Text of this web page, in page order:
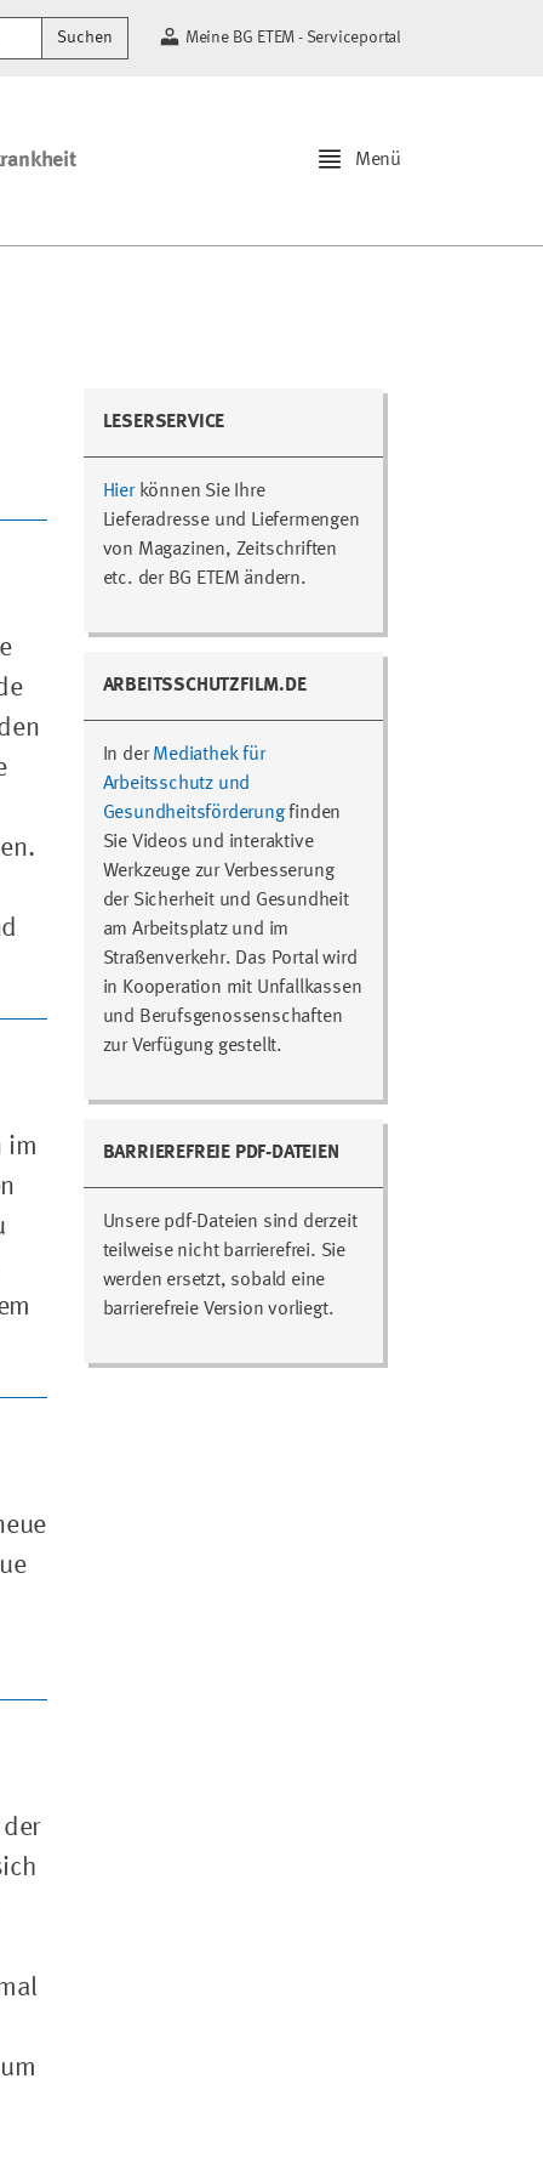
Suchen Meine BG ETEM - Serviceportal
Menü
im
LESERSERVICE
Hier können Sie Ihre
Lieferadresse und Liefermengen
von Magazinen, Zeitschriften
etc. der BG ETEM ändern.
ARBEITSSCHUTZFILM.DE
In derMediathek für
Arbeitsschutz und
Gesundheitsförderungfinden
Sie Videos und interaktive
Werkzeuge zur Verbesserung
der Sicherheit und Gesundheit
am Arbeitsplatz und im
Straßenverkehr. Das Portal wird
in Kooperation mit Unfallkassen
und Berufsgenossenschaften
zur Verfügung gestellt.
BARRIEREFREIE PDF-DATEIEN
Unsere pdf-Dateien sind derzeit
teilweise nicht barrierefrei. Sie
werden ersetzt, sobald eine
barrierefreie Version vorliegt.